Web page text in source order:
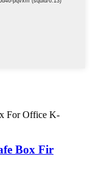
Box Fir